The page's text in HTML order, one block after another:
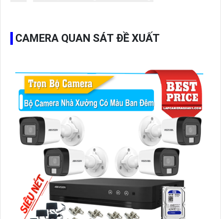
CAMERA QUAN SÁT ĐỀ XUẤT